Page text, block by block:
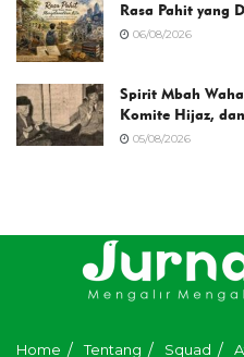
Rasa Pahit yang
06/08/2026
Spirit Mbah
Komite Hijaz,
05/08/2026
Home Tentang Squad